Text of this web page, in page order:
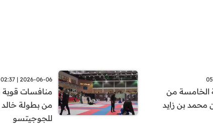
الخامسة من
محمد بن زايد
2026-06-06 | 02:37
منافسات قوية
من بطولة
للجوجيتسو